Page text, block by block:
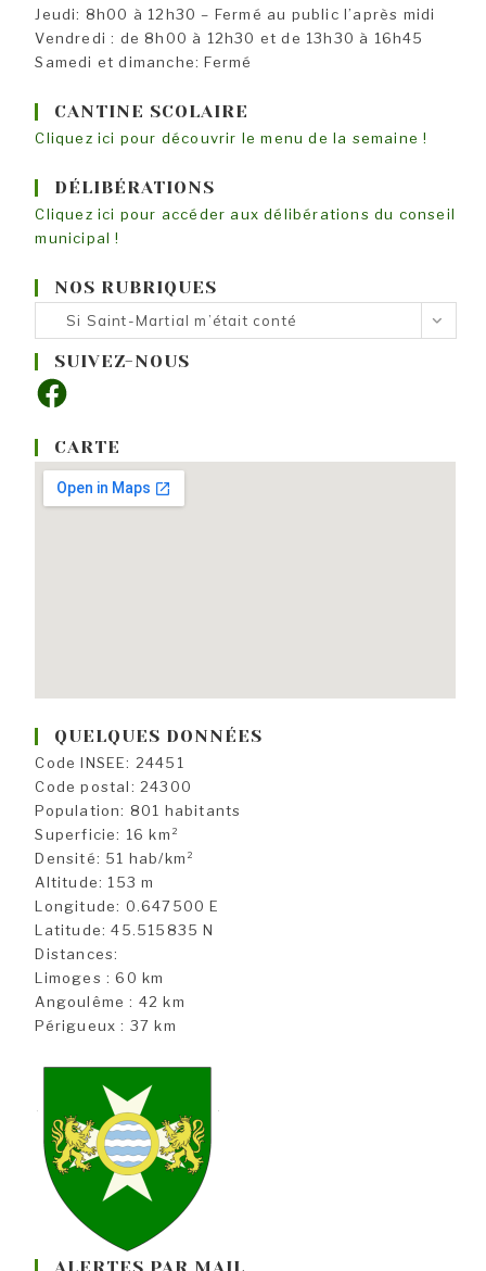
Jeudi: 8h00 à 12h30 – Fermé au public l’après midi
Vendredi : de 8h00 à 12h30 et de 13h30 à 16h45
Samedi et dimanche: Fermé
CANTINE SCOLAIRE
Cliquez ici pour découvrir le menu de la semaine !
DÉLIBÉRATIONS
Cliquez ici pour accéder aux délibérations du conseil
municipal !
NOS RUBRIQUES
rubriques
Si Saint-Martial m’était conté
SUIVEZ-NOUS
Facebook
CARTE
QUELQUES DONNÉES
Code INSEE: 24451
Code postal: 24300
Population: 801 habitants
Superficie: 16 km²
Densité: 51 hab/km²
Altitude: 153 m
Longitude: 0.647500 E
Latitude: 45.515835 N
Distances:
Limoges : 60 km
Angoulême : 42 km
Périgueux : 37 km